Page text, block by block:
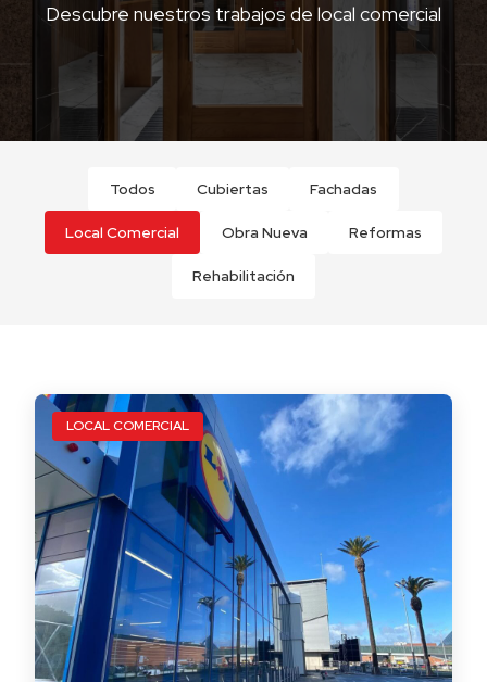
Descubre nuestros trabajos de local comercial
Todos Cubiertas Fachadas
Local Comercial Obra Nueva Reformas
Rehabilitación
LOCAL COMERCIAL